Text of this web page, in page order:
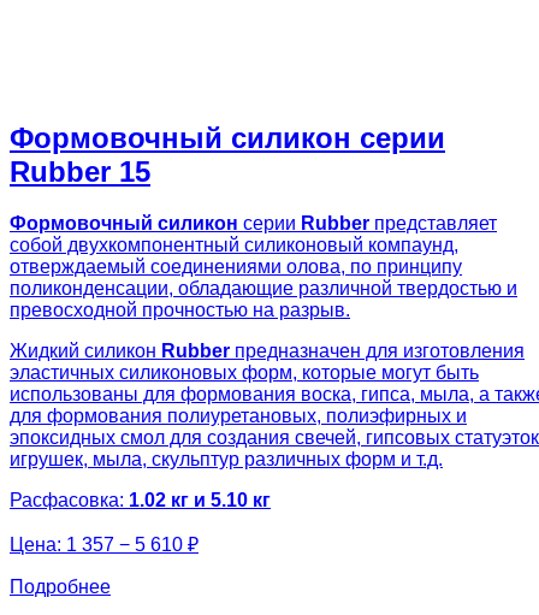
Формовочный силикон серии
Rubber 15
Формовочный силикон серии Rubber представляет
собой двухкомпонентный силиконовый компаунд,
отверждаемый соединениями олова, по принципу
поликонденсации, обладающие различной твердостью и
превосходной прочностью на разрыв.
Жидкий силикон Rubber предназначен для изготовления
эластичных силиконовых форм, которые могут быть
использованы для формования воска, гипса, мыла, а
для формования полиуретановых, полиэфирных и
эпоксидных смол для создания свечей, гипсовых
игрушек, мыла, скульптур различных форм и т.д.
Расфасовка: 1.02 кг и 5.10 кг
Цена: 1 357 − 5 610 ₽
Подробнее